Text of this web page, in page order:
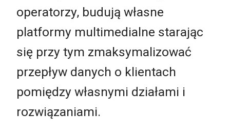
operatorzy, budują własne
platformy multimedialne starając
się przy tym zmaksymalizować
przepływ danych o klientach
pomiędzy własnymi działami i
rozwiązaniami.